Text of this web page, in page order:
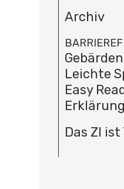
Archiv
Leichte
Easy
Das ZI